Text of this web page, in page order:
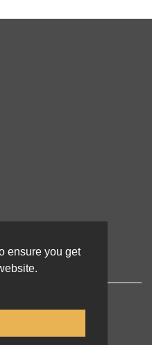
ensure you get
|Impressum